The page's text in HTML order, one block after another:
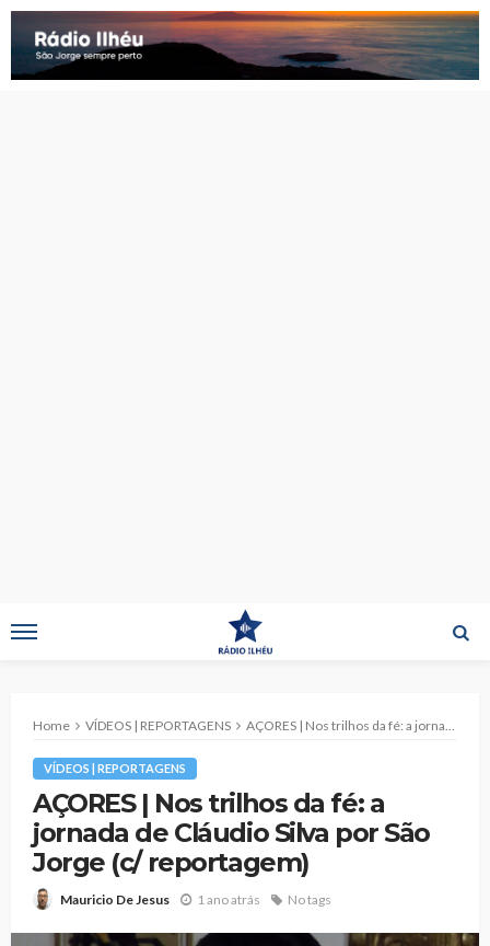
Home VÍDEOS | REPORTAGENS AÇORES | Nos trilhos da fé: a jornada de Cláudio Silva por São Jorge (c/ reportagem)
VÍDEOS | REPORTAGENS
AÇORES | Nos trilhos da fé: a
jornada de Cláudio Silva por São
Jorge (c/ reportagem)
Mauricio De Jesus 1 ano atrás No tags